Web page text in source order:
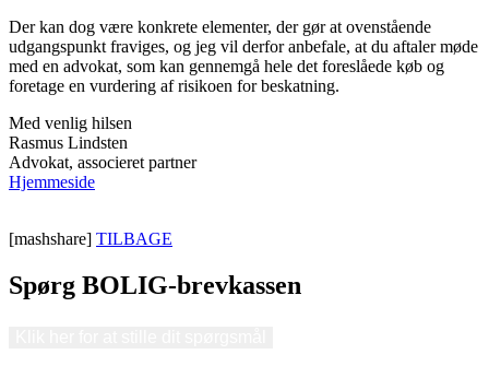
Der kan dog være konkrete elementer, der gør at ovenstående
udgangspunkt fraviges, og jeg vil derfor anbefale, at du aftaler møde
med en advokat, som kan gennemgå hele det foreslåede køb og
foretage en vurdering af risikoen for beskatning.
Med venlig hilsen
Rasmus Lindsten
Advokat, associeret partner
Hjemmeside
[mashshare] TILBAGE
Spørg BOLIG-brevkassen